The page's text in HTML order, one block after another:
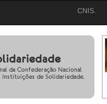
CNIS.